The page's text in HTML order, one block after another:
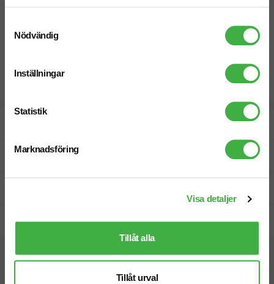
Nödvändig
Inställningar
Statistik
Marknadsföring
Visa detaljer
Tillåt alla
Tillåt urval
Fri offert
Snabb leverans
Vi hjälper dig gärna!